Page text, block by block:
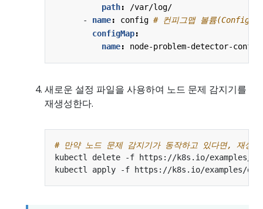
path:
/var/log/
- name: config # 컨피그맵 볼륨
configMap:
name: node-problem-detector-config
새로운 설정 파일을 사용하여 노드 문제 감지기를
재생성한다.
# 만약 노드 문제 감지기가 동작하고 있다면, 재생